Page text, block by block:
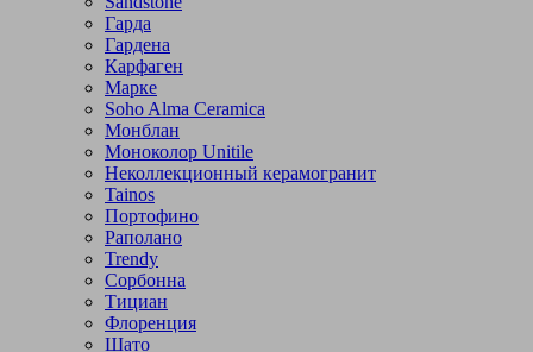
Гарда
Гардена
Карфаген
Марке
Soho Alma Ceramica
Монблан
Моноколор Unitile
Неколлекционный керамогранит
Tainos
Портофино
Раполано
Trendy
Сорбонна
Тициан
Флоренция
Шато